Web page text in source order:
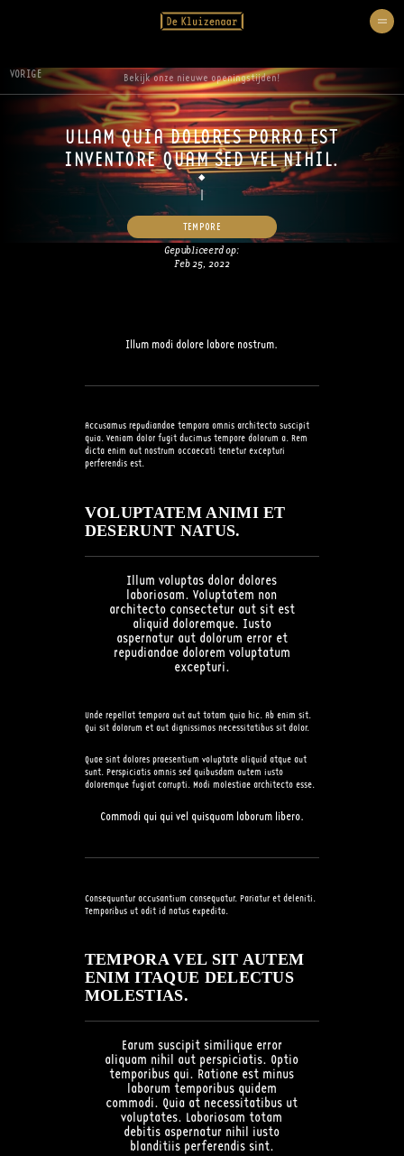
Bekijk onze nieuwe openingstijden!
VORIGE
ULLAM QUIA DOLORES PORRO EST
INVENTORE QUAM SED VEL NIHIL.
TEMPORE
Gepubliceerd op:
Feb 25, 2022
Illum modi dolore labore nostrum.
Accusamus repudiandae tempora omnis architecto suscipit
quia. Veniam dolor fugit ducimus tempore dolorum a. Rem
dicta enim aut nostrum occaecati tenetur excepturi
perferendis est.
VOLUPTATEM ANIMI ET
DESERUNT NATUS.
Illum voluptas dolor dolores
laboriosam. Voluptatem non
architecto consectetur aut sit est
aliquid doloremque. Iusto
aspernatur aut dolorum error et
repudiandae dolorem voluptatum
excepturi.
Unde repellat tempora aut aut totam quia hic. Ab enim sit.
Qui sit dolorum et aut dignissimos necessitatibus sit dolor.
Quae sint dolores praesentium voluptate aliquid atque aut
sunt. Perspiciatis omnis sed quibusdam autem iusto
doloremque fugiat corrupti. Modi molestiae architecto esse.
Commodi qui qui vel quisquam laborum libero.
Consequuntur accusantium consequatur. Pariatur et deleniti.
Temporibus ut odit id natus expedita.
TEMPORA VEL SIT AUTEM
ENIM ITAQUE DELECTUS
MOLESTIAS.
Earum suscipit similique error
aliquam nihil aut perspiciatis. Optio
temporibus qui. Ratione est minus
laborum temporibus quidem
commodi. Quia at necessitatibus ut
voluptates. Laboriosam totam
debitis aspernatur nihil iusto
blanditiis perferendis sint.